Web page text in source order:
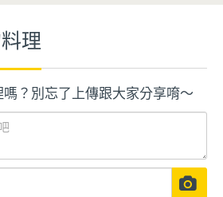
理
？別忘了上傳跟大家分享唷～